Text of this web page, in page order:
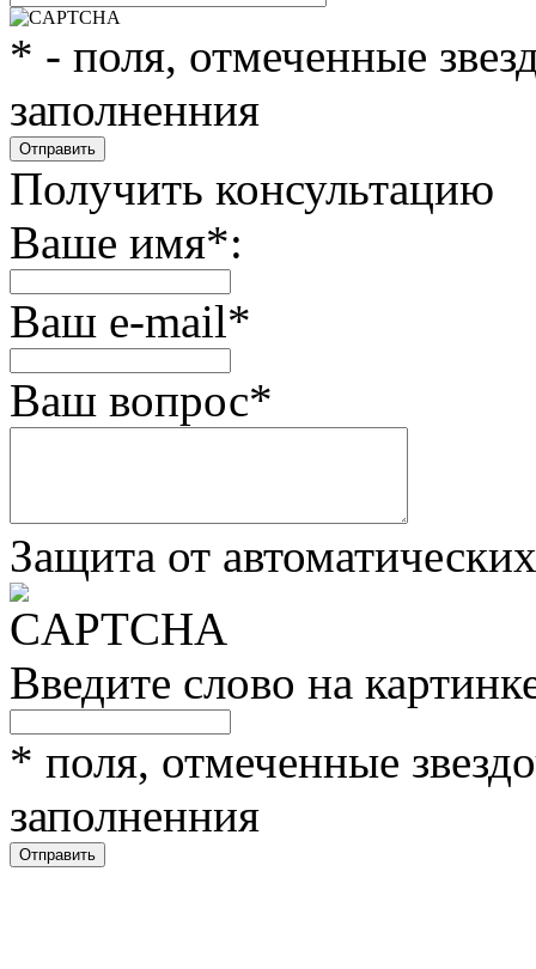
* - поля, отмеченные
заполненния
Получить консультацию
Ваше имя*:
Ваш e-mail*
Ваш вопрос*
Защита от
Введите слово на
* поля, отмеченные
заполненния